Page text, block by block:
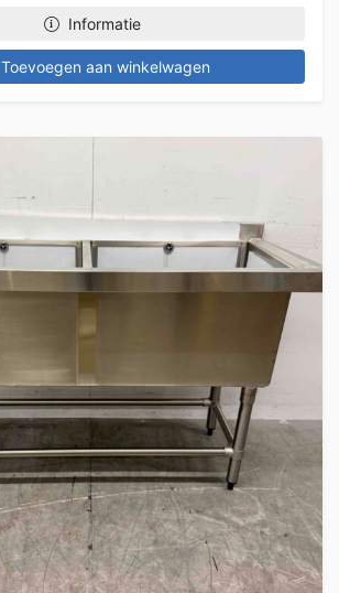
Informatie
Toevoegen aan winkelwagen